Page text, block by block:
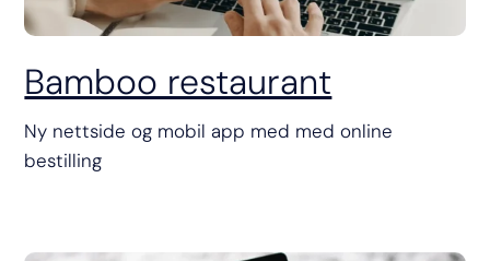
Bamboo restaurant
Ny nettside og mobil app med med online
bestilling